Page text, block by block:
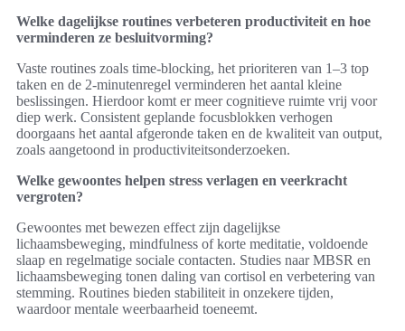
Welke dagelijkse routines verbeteren productiviteit en hoe
verminderen ze besluitvorming?
Vaste routines zoals time-blocking, het prioriteren van 1–3 top
taken en de 2-minutenregel verminderen het aantal kleine
beslissingen. Hierdoor komt er meer cognitieve ruimte vrij voor
diep werk. Consistent geplande focusblokken verhogen
doorgaans het aantal afgeronde taken en de kwaliteit van output,
zoals aangetoond in productiviteitsonderzoeken.
Welke gewoontes helpen stress verlagen en veerkracht
vergroten?
Gewoontes met bewezen effect zijn dagelijkse
lichaamsbeweging, mindfulness of korte meditatie, voldoende
slaap en regelmatige sociale contacten. Studies naar MBSR en
lichaamsbeweging tonen daling van cortisol en verbetering van
stemming. Routines bieden stabiliteit in onzekere tijden,
waardoor mentale weerbaarheid toeneemt.